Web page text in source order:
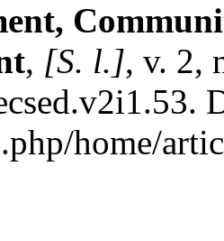
, [S. l.], v. 2,
home/